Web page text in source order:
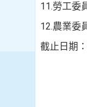
11.勞工委
12.農業委
截止日期